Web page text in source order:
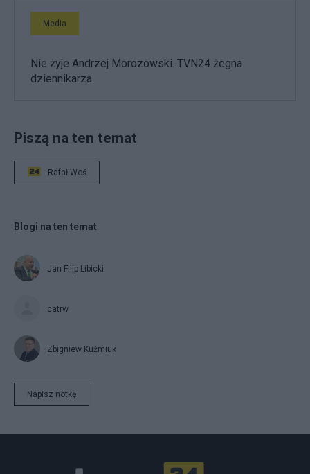
Media
Nie żyje Andrzej Morozowski. TVN24 żegna
dziennikarza
Piszą na ten temat
Rafał Woś
Blogi na ten temat
Jan Filip Libicki
catrw
Zbigniew Kuźmiuk
Napisz notkę